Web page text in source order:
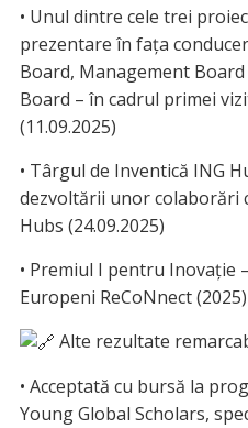
• Unul dintre cele trei
prezentare în fața
Board, Management
Board – în cadrul primei
(11.09.2025)
• Târgul de Inventică ING
dezvoltării unor colaborări
Hubs (24.09.2025)
• Premiul I pentru Inovație
Europeni ReCoNnect (2025)
Alte rezultate
• Acceptată cu bursă la
Young Global Scholars,